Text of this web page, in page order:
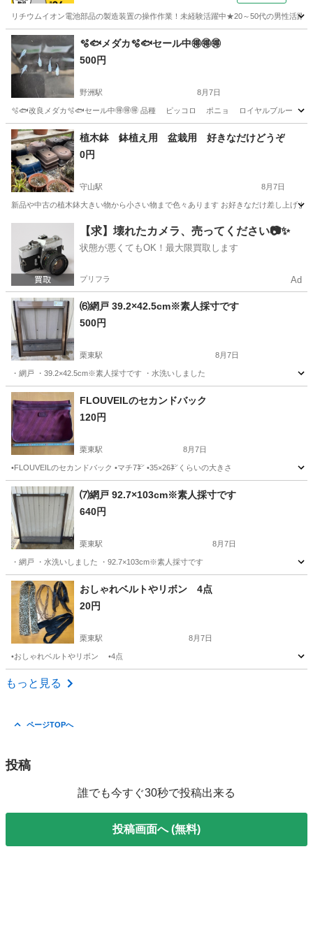
リチウムイオン電池部品の製造装置の操作作業！未経験活躍中★20～50代の男性活
兵庫 南あわじ市 その他
🫧🐟メダカ🫧🐟セール中🉐🉐🉐
500円
野洲駅 8月7日
🫧🐟改良メダカ🫧🐟セール中🉐🉐🉐 品種 ピッコロ ポニョ ロイヤルブ
滋賀 守山市 野洲駅 その他 メダカ
植木鉢 鉢植え用 盆栽用 好きなだけどうぞ
0円
守山駅 8月7日
新品や中古の植木鉢大きい物から小さい物まで色々あります お好きなだけ差し上げ
守山駅 その他
【求】壊れたカメラ、売ってください📷✨
状態が悪くてもOK！最大限買取します
プリフラ Ad
⑹網戸 39.2×42.5cm※素人採寸です
500円
栗東駅 8月7日
・網戸 ・39.2×42.5cm※素人採寸です ・水洗いしました
滋賀 草津市 その他 網戸
FLOUVEILのセカンドバック
120円
栗東駅 8月7日
•FLOUVEILのセカンドバック •マチ7㌢ •35×26㌢くらいの大きさ
滋賀 草津市 栗東駅
⑺網戸 92.7×103cm※素人採寸です
640円
栗東駅 8月7日
・網戸 ・水洗いしました ・92.7×103cm※素人採寸です
滋賀 草津市 栗東駅 その他 網戸
おしゃれベルトやリボン 4点
20円
栗東駅 8月7日
•おしゃれベルトやリボン •4点
滋賀 草津市
もっと見る
ページTOPへ
投稿
誰でも今すぐ30秒で投稿出来る
投稿画面へ (無料)